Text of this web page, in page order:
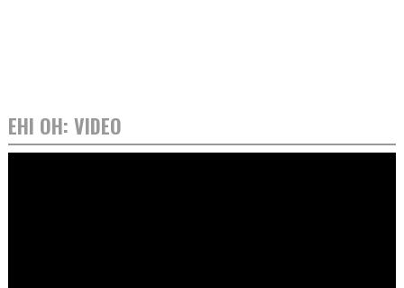
EHI OH: VIDEO